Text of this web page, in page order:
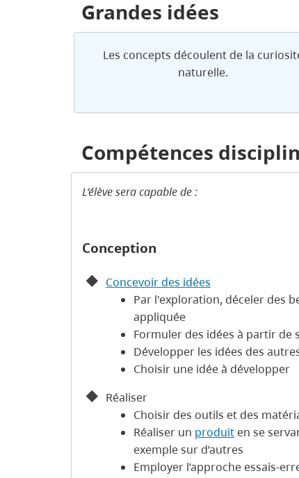
Grandes idées
Les concepts découlent de la
naturelle.
Compétences
L’élève sera capable de :
Conception
Concevoir des idées
Par l'exploration, déceler des
appliquée
Formuler des idées à partir de
Développer les idées des
Choisir une idée à développer
Réaliser
Choisir des outils et des
Réaliser un produit en se
exemple sur d’autres
Employer l’approche essais-